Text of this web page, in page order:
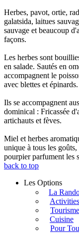
Herbes, pavot, ortie,
galatsida, laitues
sauvage et beaucoup
façons.
Les herbes sont
en salade. Sautés en
accompagnent le
avec blettes et épinards.
Ils se accompagnent
dominical : Fricassée
artichauts et fèves.
Miel et herbes
unique à tous les
pourpier parfument les
back to top
Les Options
La
Activities
Cuisine
Pour